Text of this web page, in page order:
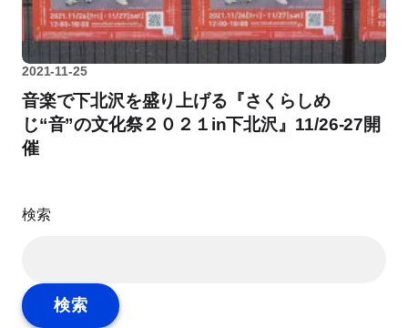
2021-11-25
音楽で下北沢を盛り上げる『さくらしめ
じ“音”の文化祭２０２１in下北沢』11/26-27開
催
検索
検索